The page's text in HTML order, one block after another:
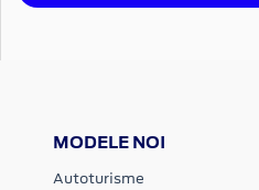
MODELE NOI
Autoturisme